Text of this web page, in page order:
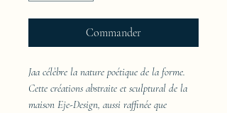
Commander
Jaa célèbre la nature poétique de la forme.
Cette créations abstraite et sculptural de la
maison Eje-Design, aussi raffinée que